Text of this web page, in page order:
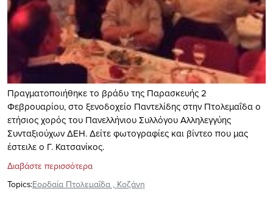
Πραγματοποιήθηκε το βράδυ της Παρασκευής 2
Φεβρουαρίου, στο ξενοδοχείο Παντελίδης στην Πτολεμαΐδα ο
ετήσιος χορός του Πανελλήνιου Συλλόγου Αλληλεγγύης
Συνταξιούχων ΔΕΗ. Δείτε φωτογραφίες και βίντεο που μας
έστειλε ο Γ. Κατσανίκος.
Διαβάστε περισσότερα
Topics:Εορδαία Πτολεμαΐδα , Κοζάνη